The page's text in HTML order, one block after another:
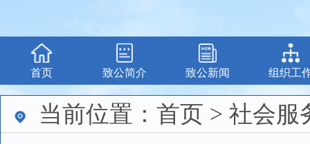
首页 致公简介 致公新闻 组织工
当前位置：首页 > 社会服